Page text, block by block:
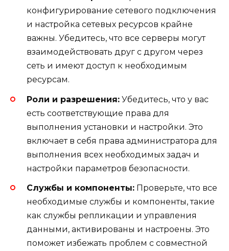
конфигурирование сетевого подключения
и настройка сетевых ресурсов крайне
важны. Убедитесь, что все серверы могут
взаимодействовать друг с другом через
сеть и имеют доступ к необходимым
ресурсам.
Роли и разрешения: Убедитесь, что у вас
есть соответствующие права для
выполнения установки и настройки. Это
включает в себя права администратора для
выполнения всех необходимых задач и
настройки параметров безопасности.
Службы и компоненты: Проверьте, что все
необходимые службы и компоненты, такие
как службы репликации и управления
данными, активированы и настроены. Это
поможет избежать проблем с совместной